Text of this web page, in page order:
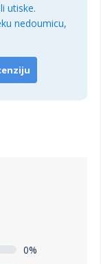
utiske.
nedoumicu,
0%